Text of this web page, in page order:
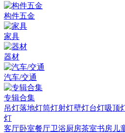
构件五金
家具
器材
汽车/交通
专辑合集
吊灯落地灯筒灯射灯壁灯台灯吸顶
灯
客厅卧室餐厅卫浴厨房茶室书房 儿